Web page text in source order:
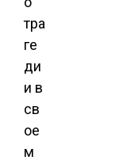
тра
ге
ди
и в
св
ое
м